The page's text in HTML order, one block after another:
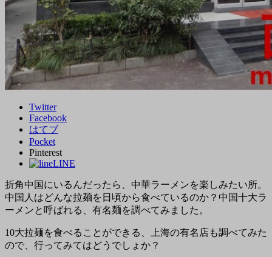
Twitter
Facebook
はてブ
Pocket
Pinterest
LINE
折角中国にいるんだったら、中華ラーメンを楽しみたい所。
中国人はどんな拉麺を日頃から食べているのか？中国十大ラ
ーメンと呼ばれる、有名麺を調べてみました。
10大拉麺を食べることができる、上海の有名店も調べてみた
ので、行ってみてはどうでしょか？